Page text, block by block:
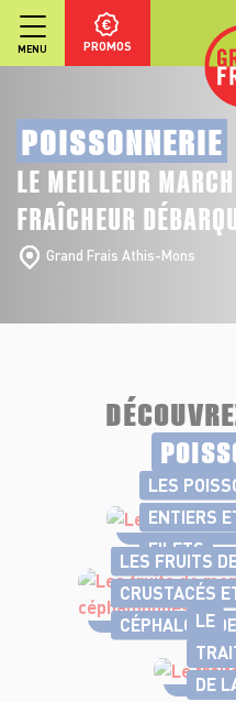
MENU PROMOS
POISSONNERIE
LE MEILLEUR
FRAÎCHEUR
Grand Frais Athis-Mons
LES
ENTIERS
FILETS
LES FRUITS
CRUSTACÉS
LE
DE